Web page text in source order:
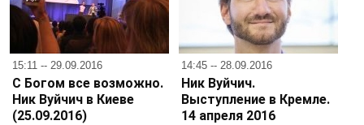
15:11 -- 29.09.2016
С Богом все возможно.
Ник Вуйчич в Киеве
(25.09.2016)
14:45 -- 28.09.2016
Ник Вуйчич.
Выступление в Кремле.
14 апреля 2016